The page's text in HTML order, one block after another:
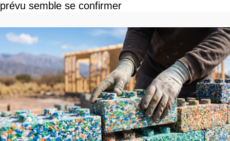
prévu semble se confirmer